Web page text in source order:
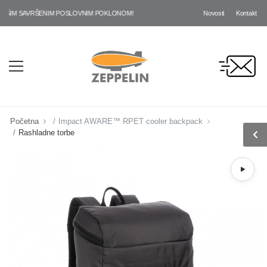
POSLOVNIM POKLONOM! Novosti Kontakt
Početna
Impact AWARE™ RPET cooler backpack
Rashladne torbe